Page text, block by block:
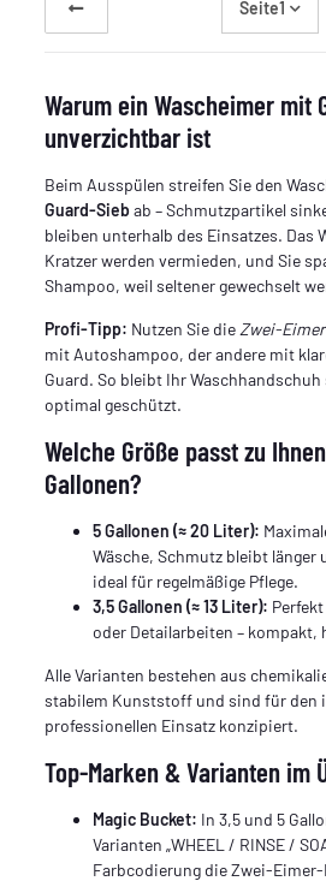
Seite1
Warum ein Wascheimer mit
unverzichtbar ist
Beim Ausspülen streifen Sie den
Guard-Siebab – Schmutzpartikel
bleiben unterhalb des Einsatzes. Das
Kratzer werden vermieden, und Sie
Shampoo, weil seltener gewechselt
Profi-Tipp: Nutzen Sie die Zwei-
mit Autoshampoo, der andere mit
Guard. So bleibt Ihr
optimal geschützt.
Welche Größe passt zu
Gallonen?
5 Gallonen (≈ 20 Liter):
Wäsche, Schmutz bleibt länger
ideal für regelmäßige Pflege.
3,5 Gallonen (≈ 13 Liter):
oder Detailarbeiten – kompakt,
Alle Varianten bestehen aus
stabilem Kunststoff und sind für den
professionellen Einsatz konzipiert.
Top-Marken & Varianten im
Magic Bucket: In 3,5 und 5
Varianten „WHEEL / RINSE /
Farbcodierung die Zwei-